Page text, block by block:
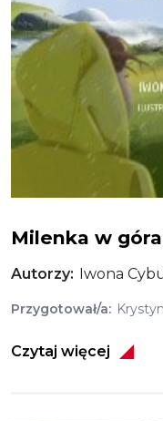
Milenka w
Autorzy Iwona
Przygotował/a
Czytaj więcej